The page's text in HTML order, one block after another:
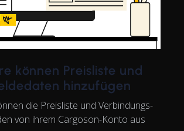
können Preisliste und
hinzufügen
die Preisliste und Verbindungs-
von ihrem Cargoson-Konto aus